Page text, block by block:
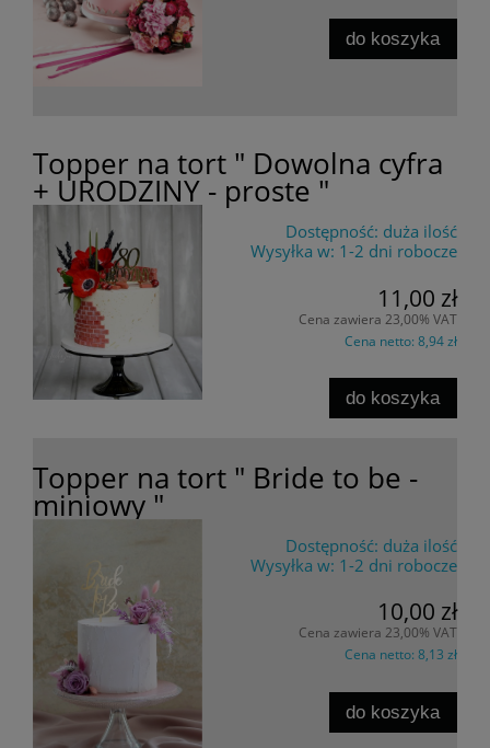
do koszyka
Topper na tort " Dowolna cyfra
+ URODZINY - proste "
Dostępność: duża ilość
Wysyłka w: 1-2 dni robocze
11,00 zł
Cena zawiera 23,00% VAT
Cena netto: 8,94 zł
do koszyka
Topper na tort " Bride to be -
miniowy "
Dostępność: duża ilość
Wysyłka w: 1-2 dni robocze
10,00 zł
Cena zawiera 23,00% VAT
Cena netto: 8,13 zł
do koszyka